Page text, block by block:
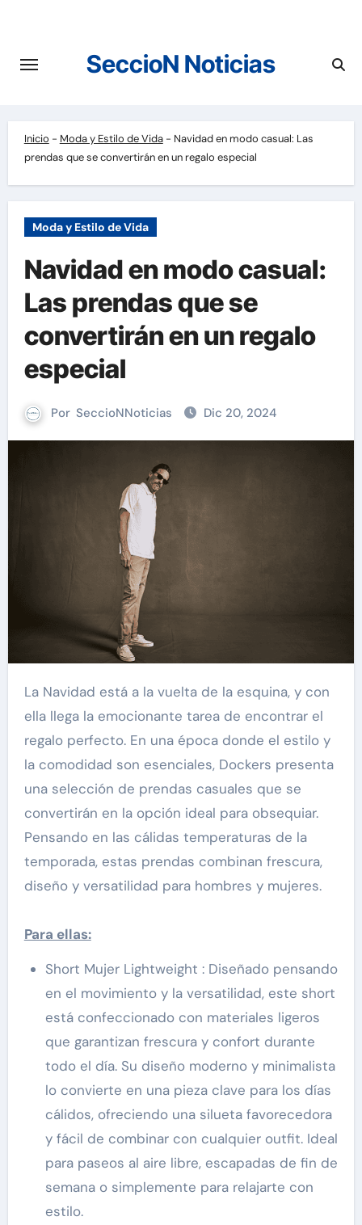
contenido
SeccioN Noticias
Inicio - Moda y Estilo de Vida- Navidad en modo casual: Las
prendas que se convertirán en un regalo especial
Moda y Estilo de Vida
Navidad en modo casual:
Las prendas que se
convertirán en un regalo
especial
Por SeccioNNoticias Dic 20, 2024
La Navidad está a la vuelta de la esquina, y con
ella llega la emocionante tarea de encontrar el
regalo perfecto. En una época donde el estilo y
la comodidad son esenciales, Dockers presenta
una selección de prendas casuales que se
convertirán en la opción ideal para obsequiar.
Pensando en las cálidas temperaturas de la
temporada, estas prendas combinan frescura,
diseño y versatilidad para hombres y mujeres.
Para ellas:
Short Mujer Lightweight : Diseñado pensando
en el movimiento y la versatilidad, este short
está confeccionado con materiales ligeros
que garantizan frescura y confort durante
todo el día. Su diseño moderno y minimalista
lo convierte en una pieza clave para los días
cálidos, ofreciendo una silueta favorecedora
y fácil de combinar con cualquier outfit. Ideal
para paseos al aire libre, escapadas de fin de
semana o simplemente para relajarte con
estilo.